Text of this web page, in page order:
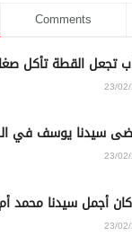
Comments
سيدنا يوسف في
أجمل سيدنا محمد